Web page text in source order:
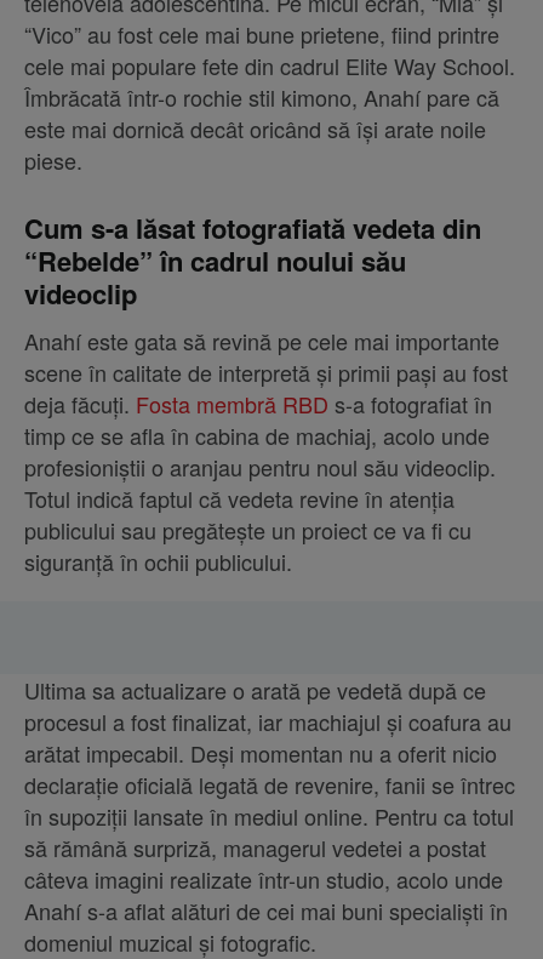
“Vico” au fost cele mai bune prietene, fiind printre
cele mai populare fete din cadrul Elite Way School.
Îmbrăcată într-o rochie stil kimono, Anahí pare că
este mai dornică decât oricând să își arate noile
piese.
Cum s-a lăsat fotografiată vedeta din
“Rebelde” în cadrul noului său
videoclip
Anahí este gata să revină pe cele mai importante
scene în calitate de interpretă și primii pași au fost
deja făcuți. Fosta membră RBD s-a fotografiat în
timp ce se afla în cabina de machiaj, acolo unde
profesioniștii o aranjau pentru noul său videoclip.
Totul indică faptul că vedeta revine în atenția
publicului sau pregătește un proiect ce va fi cu
siguranță în ochii publicului.
Ultima sa actualizare o arată pe vedetă după ce
procesul a fost finalizat, iar machiajul și coafura au
arătat impecabil. Deși momentan nu a oferit nicio
declarație oficială legată de revenire, fanii se întrec
în supoziții lansate în mediul online. Pentru ca totul
să rămână surpriză, managerul vedetei a postat
câteva imagini realizate într-un studio, acolo unde
Anahí s-a aflat alături de cei mai buni specialiști în
domeniul muzical și fotografic.